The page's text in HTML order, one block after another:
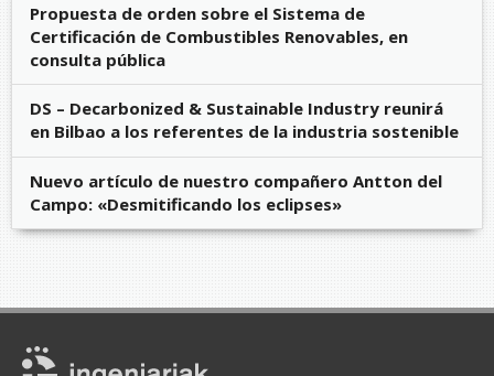
Propuesta de orden sobre el Sistema de
Certificación de Combustibles Renovables, en
consulta pública
DS – Decarbonized & Sustainable Industry reunirá
en Bilbao a los referentes de la industria sostenible
Nuevo artículo de nuestro compañero Antton del
Campo: «Desmitificando los eclipses»